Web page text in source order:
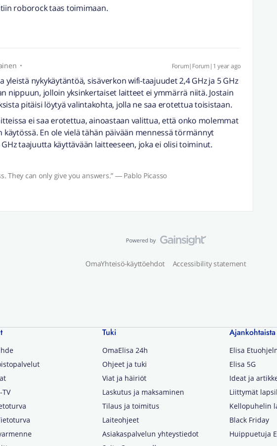
roborock taas toimimaan.
Forum|Forum|1 year ago
yleistä nykykäytäntöä, sisäverkon wifi-taajuudet 2,4 GHz ja 5 GHz
nippuun, jolloin yksinkertaiset laitteet ei ymmärrä niitä. Jostain
pitäisi löytyä valintakohta, jolla ne saa erotettua toisistaan.
ei saa erotettua, ainoastaan valittua, että onko molemmat
En ole vielä tähän päivään mennessä törmännyt
taajuutta käyttävään laitteeseen, joka ei olisi toiminut.
They can only give you answers.” ― Pablo Picasso
OmaYhteisö-käyttöehdot Accessibility statement
Tuki
OmaElisa 24h
Ohjeet ja tuki
Viat ja häiriöt
Laskutus ja maksaminen
Tilaus ja toimitus
Laiteohjeet
Asiakaspalvelun yhteystiedot
Ajankohtaista
Elisa
Elisa 5G
Ideat ja
Liittymät
Kellopuhelin
Black Friday
Huippuetuja